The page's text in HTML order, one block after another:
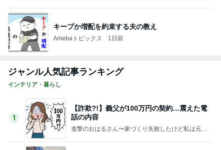
キープか増配を約束する夫の教え
Amebaトピックス 1日前
ジャンル人気記事ランキング
インテリア・暮らし
1
【詐欺?!】義父が100万円の契約…震えた電
話の内容
進撃のおはるさん〜家づくり失敗したけど私は元気